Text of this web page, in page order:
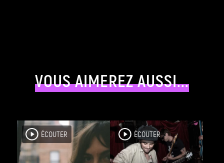
VOUS AIMEREZ AUSSI...
ÉCOUTER ÉCOUTER